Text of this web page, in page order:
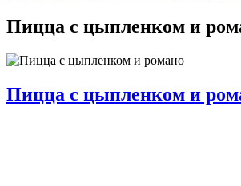
Пицца с цыпленком и
Пицца с цыпленком и